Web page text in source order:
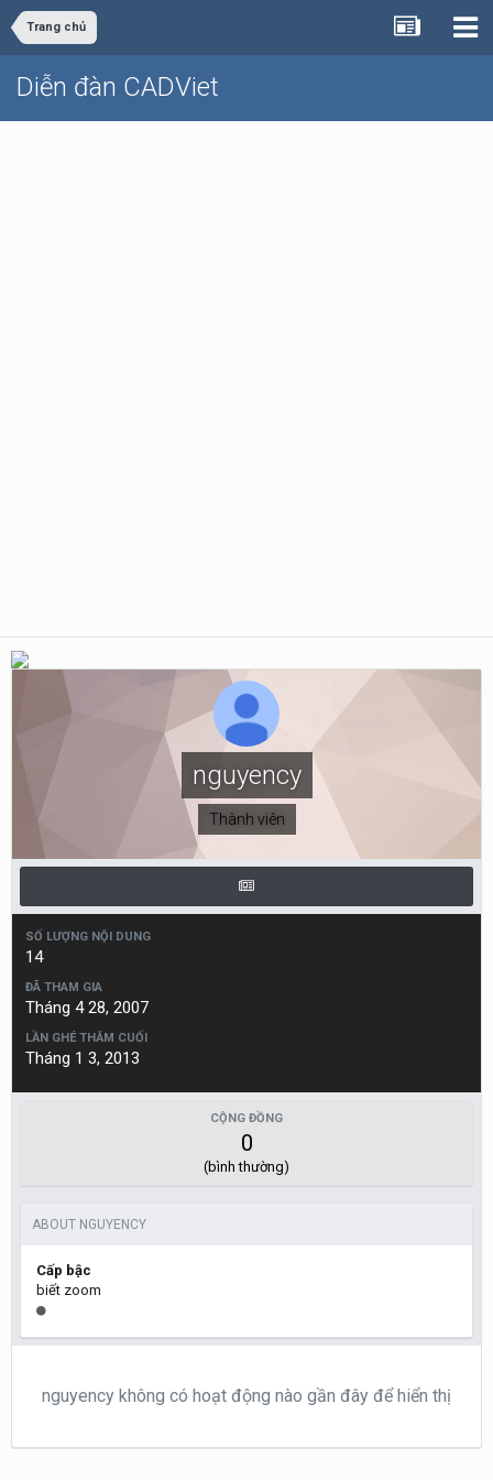
Trang chủ
Diễn đàn CADViet
nguyency
Thành viên
SỐ LƯỢNG NỘI DUNG
14
ĐÃ THAM GIA
Tháng 4 28, 2007
LẦN GHÉ THĂM CUỐI
Tháng 1 3, 2013
CỘNG ĐỒNG
0
(bình thường)
ABOUT NGUYENCY
Cấp bậc
biết zoom
nguyency không có hoạt động nào gần đây để hiển thị